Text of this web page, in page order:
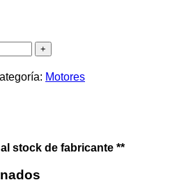
Motores
stock de fabricante **